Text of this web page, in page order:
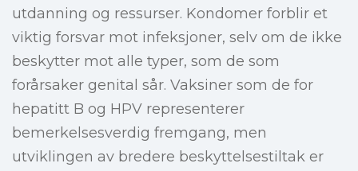
utdanning og ressurser. Kondomer forblir et
viktig forsvar mot infeksjoner, selv om de ikke
beskytter mot alle typer, som de som
forårsaker genital sår. Vaksiner som de for
hepatitt B og HPV representerer
bemerkelsesverdig fremgang, men
utviklingen av bredere beskyttelsestiltak er